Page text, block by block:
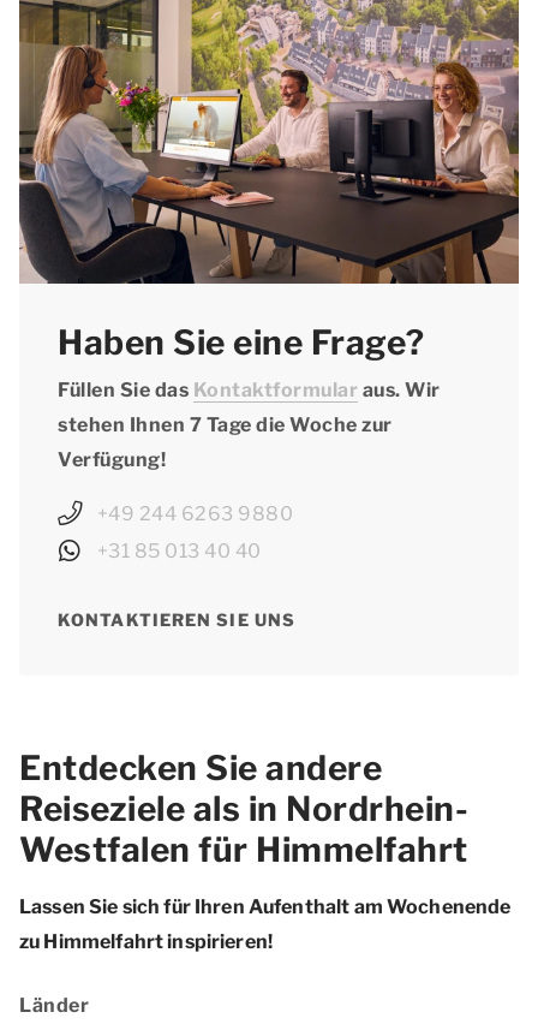
Stadt zu entfliehen, empfehlen wir Ihnen, nicht
länger mit der Reservierung zu warten.
Haben Sie eine Frage?
Füllen Sie das Kontaktformular aus. Wir
stehen Ihnen 7 Tage die Woche zur
Verfügung!
+49 244 6263 9880
+31 85 013 40 40
KONTAKTIEREN SIE UNS
Entdecken Sie andere
Reiseziele als in Nordrhein-
Westfalen für Himmelfahrt
Lassen Sie sich für Ihren Aufenthalt am Wochenende
zu Himmelfahrt inspirieren!
Länder